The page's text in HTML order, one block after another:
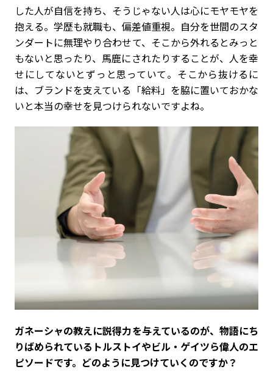
した人が自信を持ち、そうじゃない人は心にモヤモヤを
抱える。学歴も就職も、偏差値重視。自分を世間のスタ
ンダートに無理やり合わせて、そこから外れるとみっと
もないと思ったり、馬鹿にされたりすることが、人を幸
せにしてないとずっと思っていて。そこから抜けるに
は、ブランドを支えている「給料」を脇に置いておかな
いと本当の幸せを見つけられないですよね。
――ガネーシャの教えに説得力を与えているのが、物語にち
りばめられているトルストイやビル・ゲイツら偉人のエ
ピソードです。どのように見つけていくのですか？